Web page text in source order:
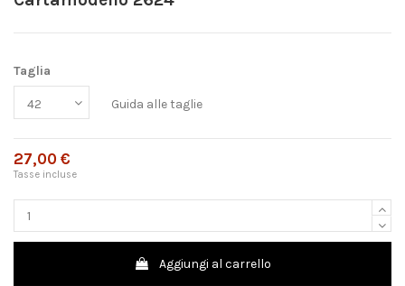
Taglia
Guida alle taglie
27,00 €
Tasse incluse
Aggiungi al carrello